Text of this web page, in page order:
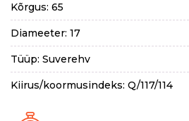
Kõrgus: 65
Diameeter: 17
Tüüp: Suverehv
Kiirus/koormusindeks: Q/117/114